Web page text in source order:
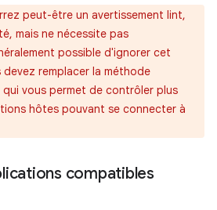
peut-être un avertissement lint,
mais ne nécessite pas
possible d'ignorer cet
remplacer la méthode
qui vous permet de contrôler plus
hôtes pouvant se connecter à
compatibles